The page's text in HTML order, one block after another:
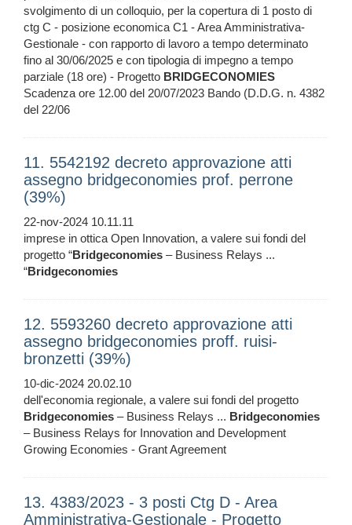
svolgimento di un colloquio, per la copertura di 1 posto di
ctg C - posizione economica C1 - Area Amministrativa-
Gestionale - con rapporto di lavoro a tempo determinato
fino al 30/06/2025 e con tipologia di impegno a tempo
parziale (18 ore) - Progetto BRIDGECONOMIES
Scadenza ore 12.00 del 20/07/2023 Bando (D.D.G. n. 4382
del 22/06
11. 5542192 decreto approvazione atti
assegno bridgeconomies prof. perrone
(39%)
22-nov-2024 10.11.11
imprese in ottica Open Innovation, a valere sui fondi del
progetto “Bridgeconomies – Business Relays ...
“Bridgeconomies
12. 5593260 decreto approvazione atti
assegno bridgeconomies proff. ruisi-
bronzetti (39%)
10-dic-2024 20.02.10
dell'economia regionale, a valere sui fondi del progetto
Bridgeconomies – Business Relays ... Bridgeconomies
– Business Relays for Innovation and Development
Growing Economies - Grant Agreement
13. 4383/2023 - 3 posti Ctg D - Area
Amministrativa-Gestionale - Progetto